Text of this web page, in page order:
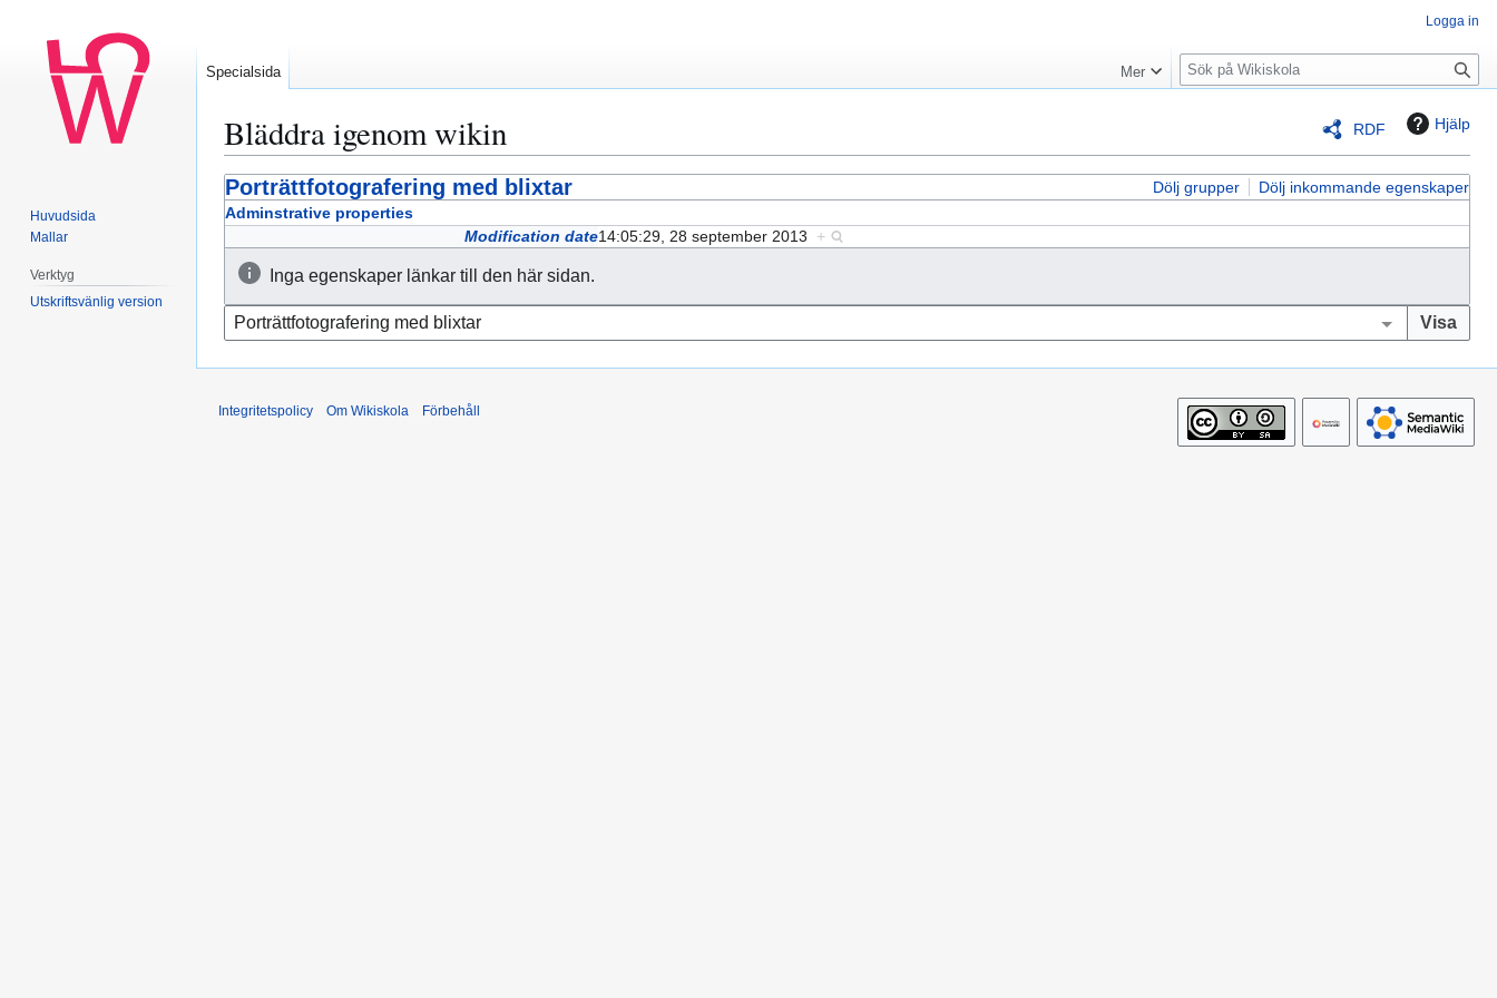
RDF Hjälp
Bläddra igenom wikin
Hoppa
till
Hoppa
till
Porträttfotografering med blixtar Dölj grupper
Dölj inkommande egenskaper
Adminstrative properties
Modification date14:05:29, 28 september 2013 +
Inga egenskaper länkar till den här sidan.
Logga in
Specialsida Mer
S
ö
Huvudsida
Mallar
Verktyg
Utskriftsvänlig version
Integritetspolicy Om Wikiskola Förbehåll